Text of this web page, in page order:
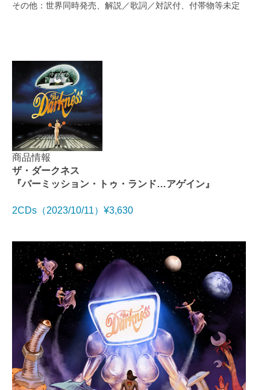
その他：世界同時発売、解説／歌詞／対訳付、付帯物等未定
商品情報
ザ・ダークネス
『パーミッション・トゥ・ランド…アゲイン』
2CDs（2023/10/11）¥3,630